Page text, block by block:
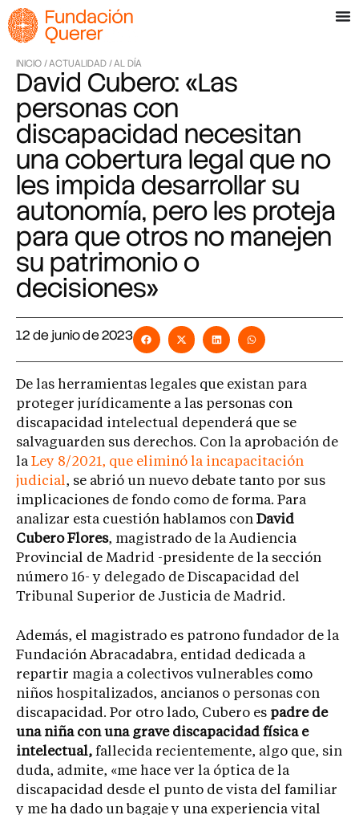
INICIO /ACTUALIDAD /AL DÍA
David Cubero: «Las
personas con
discapacidad necesitan
una cobertura legal que no
les impida desarrollar su
autonomía, pero les proteja
para que otros no manejen
su patrimonio o
decisiones»
12 de junio de 2023
De las herramientas legales que existan para
proteger jurídicamente a las personas con
discapacidad intelectual dependerá que se
salvaguarden sus derechos. Con la aprobación de
la Ley 8/2021, que eliminó la incapacitación
judicial, se abrió un nuevo debate tanto por sus
implicaciones de fondo como de forma. Para
analizar esta cuestión hablamos con David
Cubero Flores, magistrado de la Audiencia
Provincial de Madrid -presidente de la sección
número 16- y delegado de Discapacidad del
Tribunal Superior de Justicia de Madrid.
Además, el magistrado es patrono fundador de la
Fundación Abracadabra, entidad dedicada a
repartir magia a colectivos vulnerables como
niños hospitalizados, ancianos o personas con
discapacidad. Por otro lado, Cubero es padre de
una niña con una grave discapacidad física e
intelectual, fallecida recientemente, algo que, sin
duda, admite, «me hace ver la óptica de la
discapacidad desde el punto de vista del familiar
y me ha dado un bagaje y una experiencia vital